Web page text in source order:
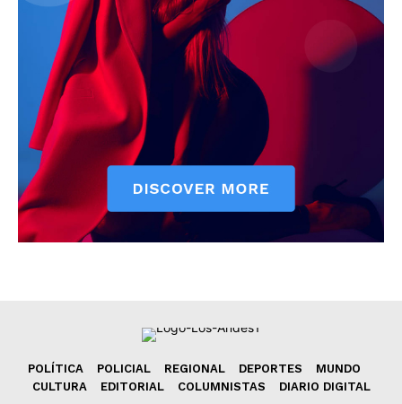
POLÍTICA POLICIAL REGIONAL DEPORTES
MUNDO
CULTURA
EDITORIAL COLUMNISTAS DIARIO DIGITAL